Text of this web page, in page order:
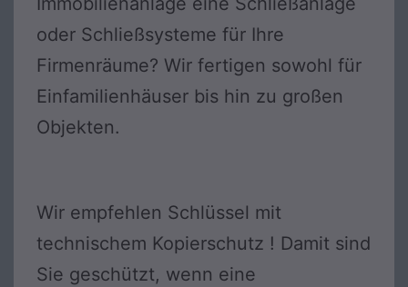
oder Schließsysteme für Ihre
Firmenräume? Wir fertigen sowohl für
Einfamilienhäuser bis hin zu großen
Objekten.
Wir empfehlen Schlüssel mit
technischem Kopierschutz ! Damit sind
Sie geschützt, wenn eine